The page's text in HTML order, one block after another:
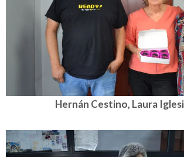
Hernán Cestino, Laura